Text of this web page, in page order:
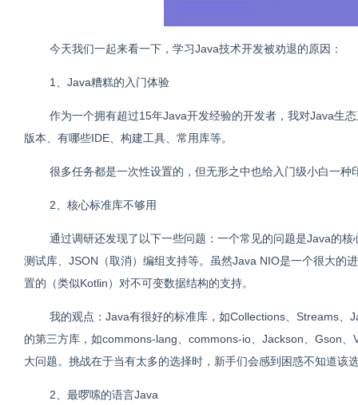
今天我们一起来看一下，学习Java技术开发被劝退的原因：
1、Java糟糕的入门体验
作为一个拥有超过15年Java开发经验的开发者，我对Java生
版本、有哪些IDE、构建工具、常用库等。
很多任务都是一次性设置的，但无形之中也给入门级小白一
2、核心标准库不够用
通过调研还发现了以下一些问题：一个常见的问题是Java的
测试库、JSON（取消）编组支持等。虽然Java NIO是一个很大的
置的（类似Kotlin）对不可变数据结构的支持。
我的观点：Java有很好的标准库，如Collections、Streams
的第三方库，如commons-lang、commons-io、Jackson、Gson
大问题。挑战在于当有太多的选择时，新手们会感到困惑不知道该
2、最啰嗦的语言Java